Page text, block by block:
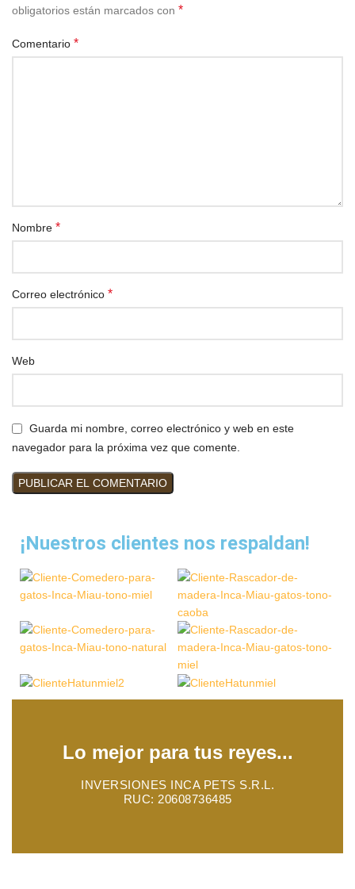
obligatorios están marcados con *
Comentario *
Nombre *
Correo electrónico *
Web
Guarda mi nombre, correo electrónico y web en este
navegador para la próxima vez que comente.
¡Nuestros clientes nos respaldan!
Lo mejor para tus reyes...
INVERSIONES INCA PETS S.R.L.
RUC: 20608736485